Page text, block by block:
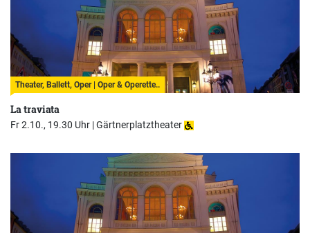
Theater, Ballett, Oper | Oper & Operette..
La traviata
Fr 2.10., 19.30 Uhr |Gärtnerplatztheater